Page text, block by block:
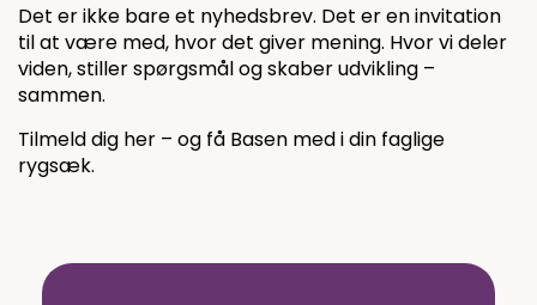
Det er ikke bare et nyhedsbrev. Det er en invitation
til at være med, hvor det giver mening. Hvor vi deler
viden, stiller spørgsmål og skaber udvikling –
sammen.
Tilmeld dig her – og få Basen med i din faglige
rygsæk.